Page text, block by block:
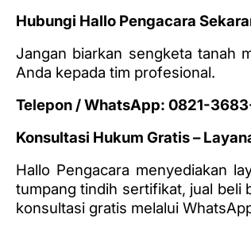
Hubungi Hallo Pengacara
Jangan biarkan sengketa tanah
Anda kepada tim profesional.
Telepon / WhatsApp: 0821-
Konsultasi Hukum Gratis –
Hallo Pengacara menyediakan
tumpang tindih sertifikat, jual beli
konsultasi gratis melalui